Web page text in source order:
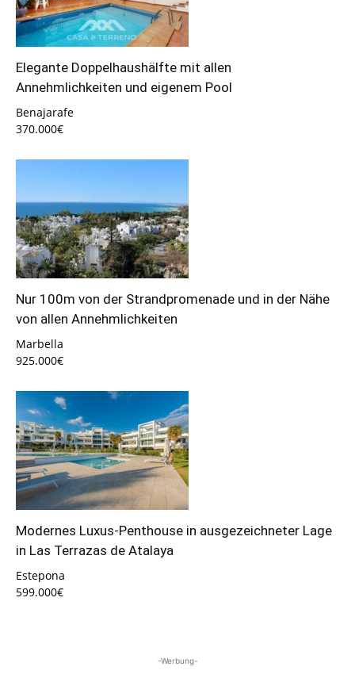
Elegante Doppelhaushälfte mit allen
Annehmlichkeiten und eigenem Pool
Benajarafe
370.000€
Nur 100m von der Strandpromenade und in der Nähe
von allen Annehmlichkeiten
Marbella
925.000€
Modernes Luxus-Penthouse in ausgezeichneter Lage
in Las Terrazas de Atalaya
Estepona
599.000€
-Werbung-